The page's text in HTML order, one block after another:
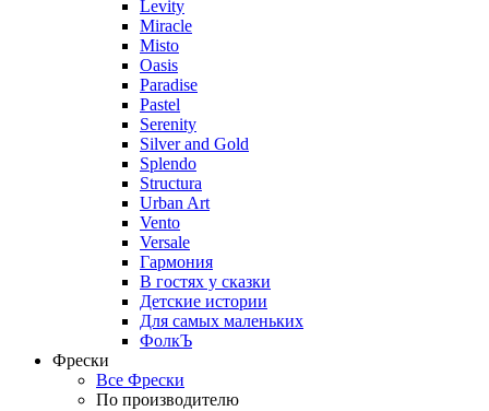
Levity
Miracle
Misto
Oasis
Paradise
Pastel
Serenity
Silver and Gold
Splendo
Structura
Urban Art
Vento
Versale
Гармония
В гостях у сказки
Детские истории
Для самых маленьких
ФолкЪ
Фрески
Все Фрески
По производителю